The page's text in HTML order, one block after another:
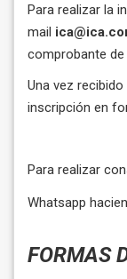
Para realizar la
mail
comprobante de
Una vez
inscripción en
Para realizar
Whatsapp
FORMAS